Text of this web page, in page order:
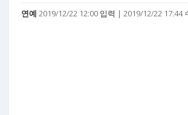
연예 2019/12/22 12:00 입력 | 2019/12/22 17:44